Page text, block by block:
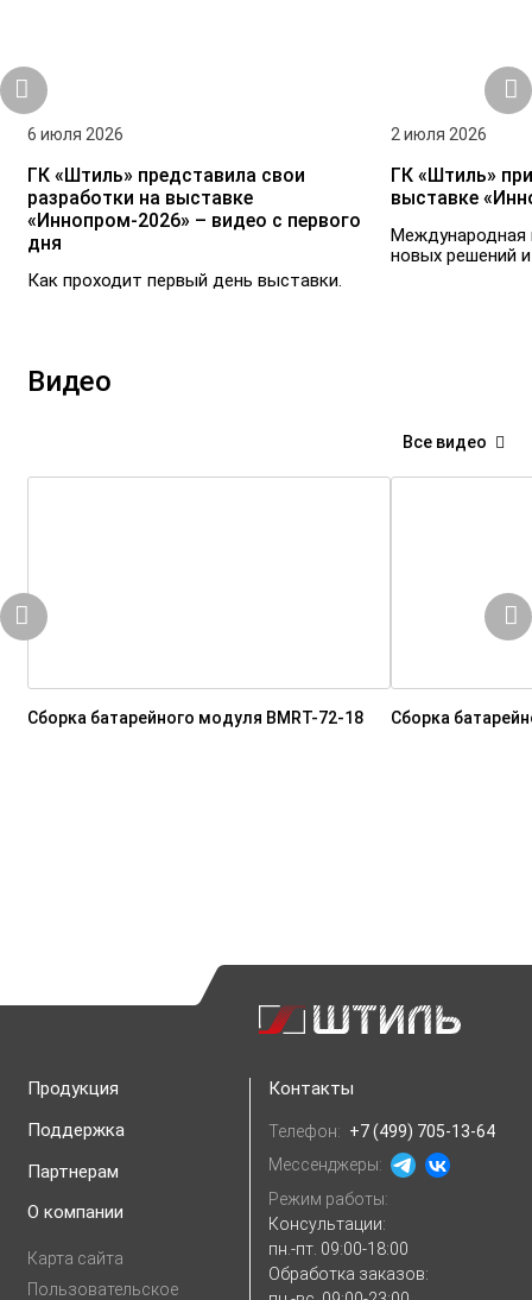
6 июля 2026
ГК «Штиль» представила свои
разработки на выставке
«Иннопром-2026» – видео с первого
дня
Как проходит первый день выставки.
2 июля 2026
ГК «Штиль»
выставке
Международная
новых решений
Видео
Все видео
Сборка батарейного модуля BMRT-72-18 Сборка
Продукция
Поддержка
Партнерам
О компании
Карта сайта
Пользовательское
Контакты
Телефон: +7 (499) 705-13-64
Мессенджеры:
Режим работы:
Консультации:
пн.-пт. 09:00-18:00
Обработка заказов: